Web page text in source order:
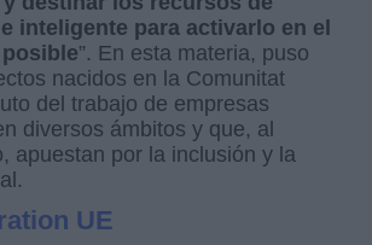
inteligente para activarlo en el
”. En esta materia, puso
nacidos en la Comunitat
del trabajo de empresas
diversos ámbitos y que, al
apuestan por la inclusión y la
UE